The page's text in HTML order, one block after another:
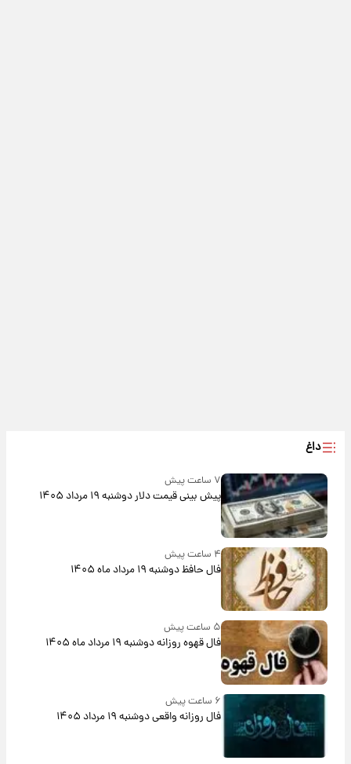
داغ
۷ ساعت پیش
پیش‌ بینی قیمت دلار دوشنبه ۱۹ مرداد ۱۴۰۵
۴ ساعت پیش
فال حافظ دوشنبه ۱۹ مرداد ماه ۱۴۰۵
۵ ساعت پیش
فال قهوه روزانه دوشنبه ۱۹ مرداد ماه ۱۴۰۵
فال روزانه واقعی دوشنبه ۱۹ مرداد ۱۴۰۵